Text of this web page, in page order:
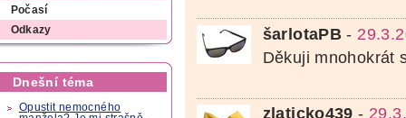
Počasí
Odkazy
Dnešní téma
Opustit nemocného
šarlotaPB -
Děkuji mnohokrát
zlaticko439 -